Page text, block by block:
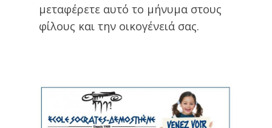
μεταφέρετε αυτό το μήνυμα στους
φίλους και την οικογένειά σας.